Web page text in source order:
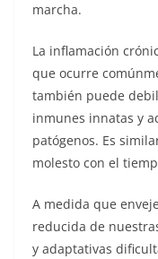
marcha.
La inflamación
que ocurre
también puede
inmunes innatas y
patógenos. Es
molesto con el
A medida que
reducida de
y adaptativas